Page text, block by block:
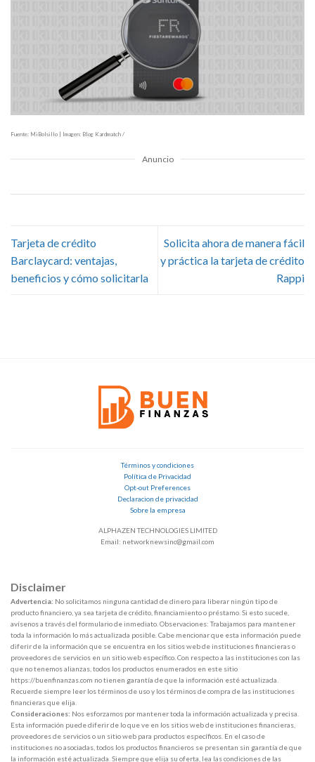
Fuente: MiBolsillo | Imagen: Blog Kardmatch /
Anuncio
Tarjeta de crédito
Barclaycard: ventajas,
beneficios y cómo solicitarla
Solicita ahora de manera fácil
y práctica la tarjeta de crédito
Rappi
Términos y condiciones
Política de Privacidad
Opt-out Preferences
Declaracion de privacidad
Sobre la empresa
ALPHAZEN TECHNOLOGIES LIMITED
Email: networknewsinc@gmail.com
Disclaimer
Advertencia: No solicitamos ninguna cantidad de dinero para liberar ningún tipo de
producto financiero, ya sea tarjeta de crédito, financiamiento o préstamo. Si esto sucede,
avísenos a través del formulario de inmediato. Observaciones: Trabajamos para mantener
toda la información lo más actualizada posible. Cabe mencionar que esta información puede
diferir de la información que se encuentra en los sitios web de instituciones financieras o
proveedores de servicios en un sitio web específico. Con respecto a las instituciones con las
que no tenemos alianzas, todos los productos enumerados en este sitio
https://buenfinanzas.com no tienen garantía de que la información esté actualizada.
Recuerde siempre leer los términos de uso y los términos de compra de las instituciones
financieras que elija.
Consideraciones: Nos esforzamos por mantener toda la información actualizada y precisa.
Esta información puede diferir de lo que ve en los sitios web de instituciones financieras,
proveedores de servicios o un sitio web para productos específicos. En el caso de
instituciones no asociadas, todos los productos financieros se presentan sin garantía de que
la información esté actualizada. Siempre que elija su oferta, lea las condiciones de las